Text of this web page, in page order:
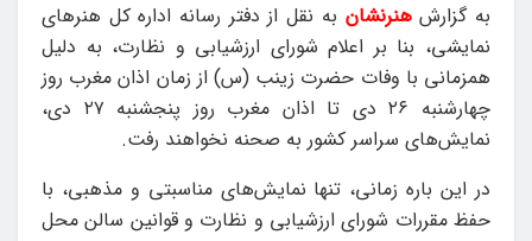
به گزارشهنرنشان به نقل از دفتر رسانه اداره کل هنرهای
نمایشی، بنا بر اعلام شورای ارزشیابی و نظارت، به دلیل
همزمانی با وفات حضرت زینب (س) از زمان اذان مغرب روز
چهارشنبه ٢۶ دی تا اذان مغرب روز پنجشنبه ٢٧ دی‌،
نمایش‌های سراسر کشور به صحنه نخواهند رفت.
در این باره زمانی، تنها نمایش‌های مناسبتی و مذهبی، با
حفظ مقررات شورای ارزشیابی و نظارت و قوانین سالن محل